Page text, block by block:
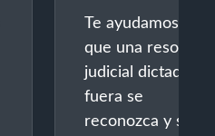
Te ayudamos a
que una
judicial dictada
fuera se
reconozca y se